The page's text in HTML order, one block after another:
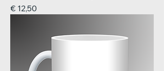
Prijs
€ 12,50